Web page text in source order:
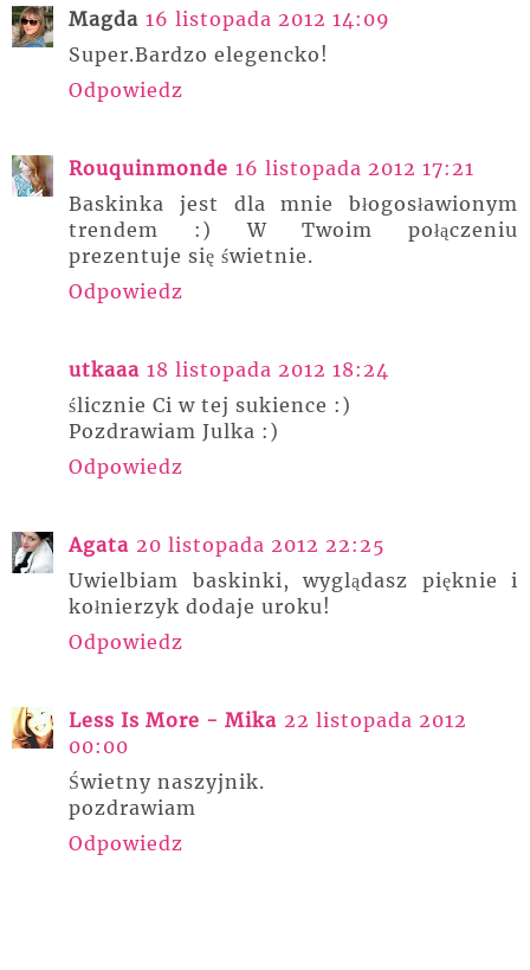
Magda 16 listopada 2012 14:09
Super.Bardzo elegencko!
Odpowiedz
Rouquinmonde 16 listopada 2012 17:21
Baskinka jest dla mnie błogosławionym
trendem :) W Twoim połączeniu
prezentuje się świetnie.
Odpowiedz
utkaaa 18 listopada 2012 18:24
ślicznie Ci w tej sukience :)
Pozdrawiam Julka :)
Odpowiedz
Agata 20 listopada 2012 22:25
Uwielbiam baskinki, wyglądasz pięknie i
kołnierzyk dodaje uroku!
Odpowiedz
Less Is More - Mika 22 listopada 2012
00:00
Świetny naszyjnik.
pozdrawiam
Odpowiedz